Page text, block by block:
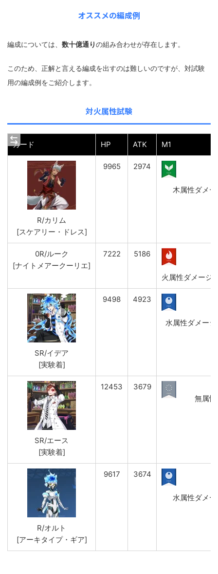
オススメの編成例
編成については、 数十億通りの組み合わせが存在します。
このため、正解と言える編成を出すのは難しいのですが、対試験
用の編成例をご紹介します。
対火属性試験
カード HP ATK M1
R/カリム
[スケアリー・ドレス]
9965 2974
木属性ダメ
0R/ルーク
[ナイトメアークーリエ]
7222
5186
火属性ダメージ
SR/イデア
[実験着]
9498 4923
水属性ダメー
SR/エース
[実験着]
12453
3679
無属
R/オルト
[アーキタイプ・ギア]
9617
3674
水属性ダメ